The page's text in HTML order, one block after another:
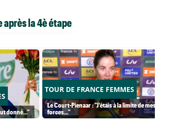
la 4è étape
donné..."
TOUR DE FRANCE FEMMES
Le Court-Pienaar : "J’étais à la limite de mes
forces..."